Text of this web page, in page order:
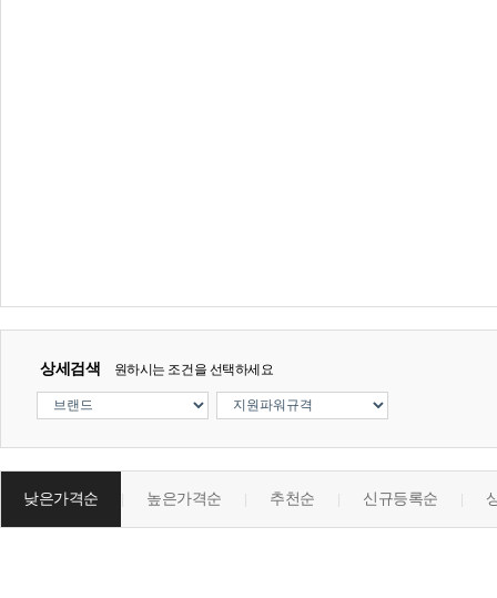
상세검색 원하시는 조건을 선택하세요
낮은가격순 높은가격순 추천순 신규등록순